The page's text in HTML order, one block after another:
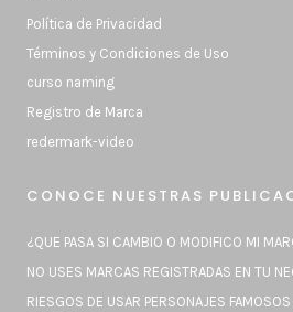
Política de Privacidad
Términos y Condiciones de Uso
curso naming
Registro de Marca
redermark-video
CONOCE NUESTRAS
¿QUE PASA SI CAMBIO O MODIFICO MI
NO USES MARCAS REGISTRADAS EN TU
RIESGOS DE USAR PERSONAJES